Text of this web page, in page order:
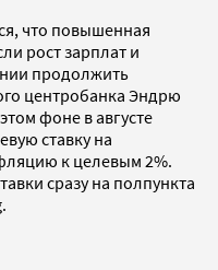
что повышенная
рост зарплат и
продолжить
центробанка Эндрю
фоне в августе
ставку на
к целевым 2%.
сразу на полпункта